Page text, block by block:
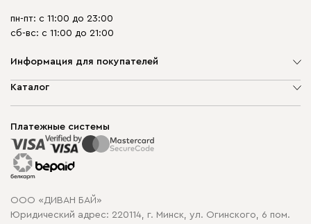
пн-пт: с 11:00 до 23:00
сб-вс: с 11:00 до 21:00
Информация для покупателей
О компании
Способы оплаты
Рассрочка и кредит
Гарантия
Карта сайта
Политика конфиденциальности
Политика в отношении обработки cookie
Каталог
Корпусная мебель
Распродажа мебели
Платежные системы
ООО «ДИВАН БАЙ»
Юридический адрес: 220114, г. Минск, ул. Огинского, 6 пом.